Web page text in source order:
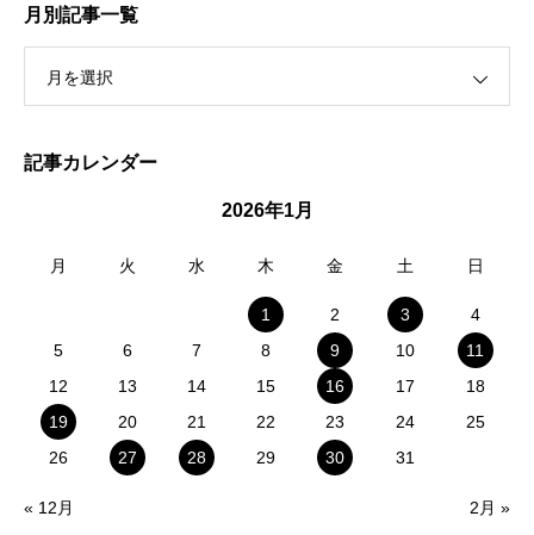
月別記事一覧
月を選択
記事カレンダー
2026年1月
月 火 水 木 金 土 日
1 2 3
4
5
6 7 8 9 10
11
12
13 14 15 16 17
18
19
20 21 22 23 24
25
26
27 28 29 30 31
« 12月 2月 »